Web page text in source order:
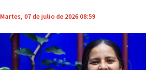
Martes, 07 de julio de 2026 08:59